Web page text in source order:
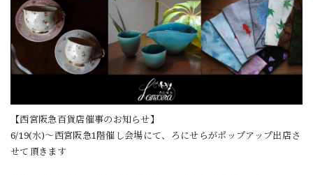
【西宮阪急百貨店催事のお知らせ】
6/19(水)〜西宮阪急1階催し会場にて、ろにせらがポップアップ出店さ
せて頂きます